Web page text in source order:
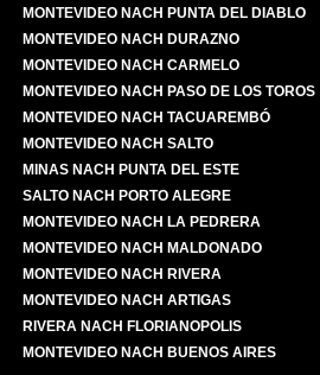
MONTEVIDEO NACH PUNTA DEL DIABLO
MONTEVIDEO NACH DURAZNO
MONTEVIDEO NACH CARMELO
MONTEVIDEO NACH PASO DE LOS TOROS
MONTEVIDEO NACH TACUAREMBÓ
MONTEVIDEO NACH SALTO
MINAS NACH PUNTA DEL ESTE
SALTO NACH PORTO ALEGRE
MONTEVIDEO NACH LA PEDRERA
MONTEVIDEO NACH MALDONADO
MONTEVIDEO NACH RIVERA
MONTEVIDEO NACH ARTIGAS
RIVERA NACH FLORIANOPOLIS
MONTEVIDEO NACH BUENOS AIRES